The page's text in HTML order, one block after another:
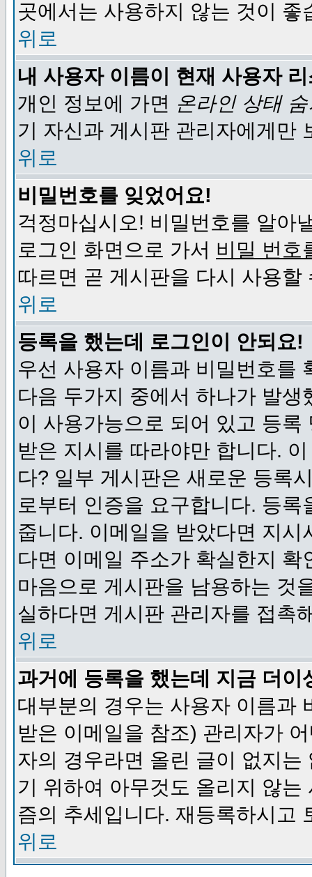
곳에서는 사용하지 않는 것이 좋
위로
내 사용자 이름이 현재 사용자
개인 정보에 가면 온라인 상태
기 자신과 게시판 관리자에게만
위로
비밀번호를 잊었어요!
걱정마십시오! 비밀번호를 알아
로그인 화면으로 가서 비밀 번호
따르면 곧 게시판을 다시 사용할
위로
등록을 했는데 로그인이 안되요!
우선 사용자 이름과 비밀번호를
다음 두가지 중에서 하나가 발
이 사용가능으로 되어 있고 등
받은 지시를 따라야만 합니다.
다? 일부 게시판은 새로운 등록
로부터 인증을 요구합니다. 등
줍니다. 이메일을 받았다면 지
다면 이메일 주소가 확실한지
마음으로 게시판을 남용하는 것
실하다면 게시판 관리자를 접촉
위로
과거에 등록을 했는데 지금 더
대부분의 경우는 사용자 이름과
받은 이메일을 참조) 관리자가
자의 경우라면 올린 글이 없지
기 위하여 아무것도 올리지 않
즘의 추세입니다. 재등록하시고
위로